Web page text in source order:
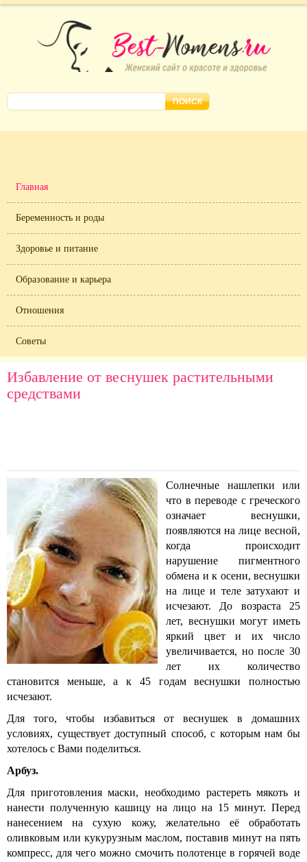
Главная
Беременность и роды
Здоровье и питание
Образование и карьера
Отношения
Советы
Избавление от веснушек растительными
средствами
Солнечные нашлепки или
что в переводе с греческого
означает веснушки,
появляются на лице весной,
когда происходит
нарушение пигментного
обмена и к осени, веснушки
на лице и теле затухают и
исчезают. До возраста 25
лет, веснушки могут иметь
яркий цвет и их число
увеличивается, но после 30
лет их количество
становится меньше, а к 45 годам веснушки полностью
исчезают.
Для того, чтобы избавиться от веснушек в домашних
условиях, существует доступный способ, с которым нам бы
хотелось с Вами поделиться.
Арбуз.
Для приготовления маски, необходимо растереть мякоть и
нанести полученную кашицу на лицо на 15 минут. Перед
нанесением на сухую кожу, желательно её обработать
оливковым или кукурузным маслом, поставив минут на пять
компресс, для чего можно смочить полотенце в горячей воде